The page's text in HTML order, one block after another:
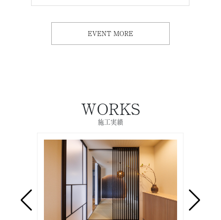
EVENT MORE
WORKS
施工実績